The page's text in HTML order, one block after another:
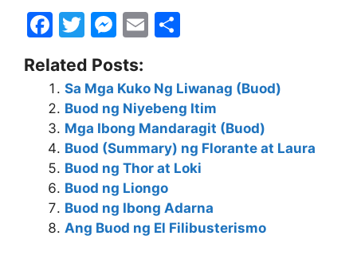
F
c
e
b
o
o
k
T
itt
er
M
s
s
e
n
g
er
E
ai
l
ar
e
Related Posts:
Sa Mga Kuko Ng Liwanag (Buod)
Buod ng Niyebeng Itim
Mga Ibong Mandaragit (Buod)
Buod (Summary) ng Florante at Laura
Buod ng Thor at Loki
Buod ng Liongo
Buod ng Ibong Adarna
Ang Buod ng El Filibusterismo